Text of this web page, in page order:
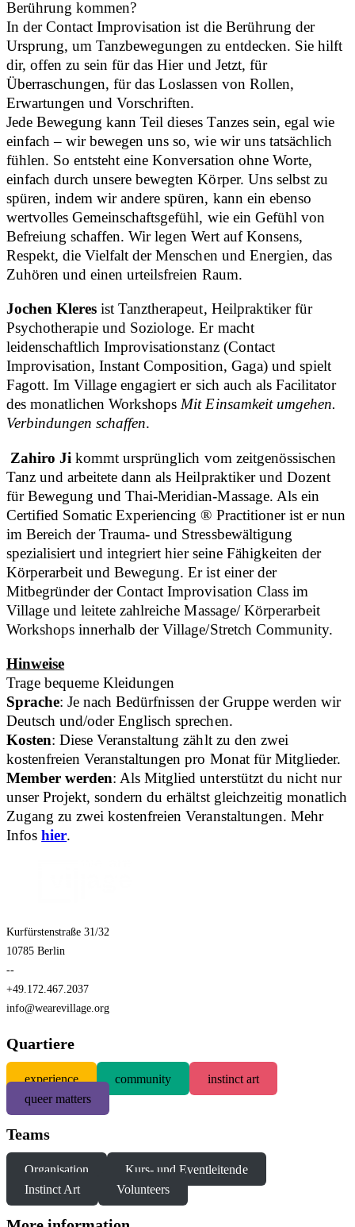
Berührung kommen?
In der Contact Improvisation ist die Berührung der
Ursprung, um Tanzbewegungen zu entdecken. Sie hilft
dir, offen zu sein für das Hier und Jetzt, für
Überraschungen, für das Loslassen von Rollen,
Erwartungen und Vorschriften.
Jede Bewegung kann Teil dieses Tanzes sein, egal wie
einfach – wir bewegen uns so, wie wir uns tatsächlich
fühlen. So entsteht eine Konversation ohne Worte,
einfach durch unsere bewegten Körper. Uns selbst zu
spüren, indem wir andere spüren, kann ein ebenso
wertvolles Gemeinschaftsgefühl, wie ein Gefühl von
Befreiung schaffen. Wir legen Wert auf Konsens,
Respekt, die Vielfalt der Menschen und Energien, das
Zuhören und einen urteilsfreien Raum.
Jochen Kleres ist Tanztherapeut, Heilpraktiker für
Psychotherapie und Soziologe. Er macht
leidenschaftlich Improvisationstanz (Contact
Improvisation, Instant Composition, Gaga) und spielt
Fagott. Im Village engagiert er sich auch als Facilitator
des monatlichen WorkshopsMit Einsamkeit umgehen.
Verbindungen schaffen.
Zahiro Ji kommt ursprünglich vom zeitgenössischen
Tanz und arbeitete dann als Heilpraktiker und Dozent
für Bewegung und Thai-Meridian-Massage. Als ein
Certified Somatic Experiencing ® Practitioner ist er nun
im Bereich der Trauma- und Stressbewältigung
spezialisiert und integriert hier seine Fähigkeiten der
Körperarbeit und Bewegung. Er ist einer der
Mitbegründer der Contact Improvisation Class im
Village und leitete zahlreiche Massage/ Körperarbeit
Workshops innerhalb der Village/Stretch Community.
Hinweise
Trage bequeme Kleidungen
Sprache: Je nach Bedürfnissen der Gruppe werden wir
Deutsch und/oder Englisch sprechen.
Kosten: Diese Veranstaltung zählt zu den zwei
kostenfreien Veranstaltungen pro Monat für Mitglieder.
Member werden: Als Mitglied unterstützt du nicht nur
unser Projekt, sondern du erhältst gleichzeitig monatlich
Zugang zu zwei kostenfreien Veranstaltungen. Mehr
Infoshier.
Kurfürstenstraße 31/32
10785 Berlin
--
+49.172.467.2037
info@wearevillage.org
Quartiere
experience community
instinct art
queer matters
Teams
Organisation
Kurs- und Eventleitende
Instinct Art
Volunteers